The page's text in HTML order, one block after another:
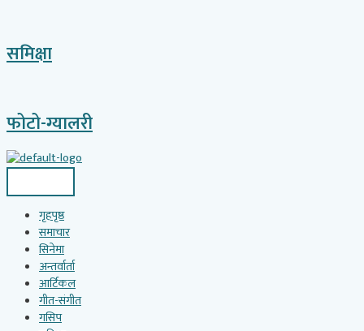
समिक्षा
फोटो-ग्यालरी
गृहपृष्ठ
समाचार
सिनेमा
अन्तर्वार्ता
आर्टिकल
गीत-संगीत
गसिप